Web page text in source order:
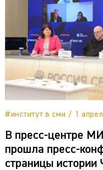
#институт в сми / 1
В пресс-центре
прошла пресс-
страницы истории